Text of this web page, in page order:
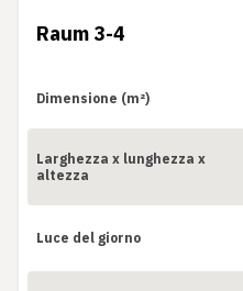
Raum 3-4
Dimensione (m²)
Larghezza x lunghezza x
altezza
Luce del giorno